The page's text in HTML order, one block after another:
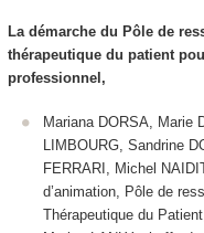
La démarche du Pôle de
thérapeutique du patient
professionnel,
Mariana DORSA, Marie
LIMBOURG, Sandrine
FERRARI, Michel
d’animation, Pôle de
Thérapeutique du